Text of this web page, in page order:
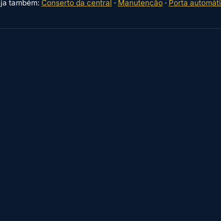
também: Conserto da central · Manutenção· Porta